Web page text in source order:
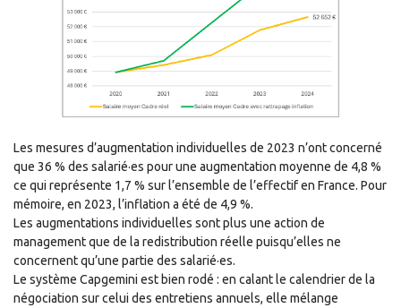
Les mesures d’augmentation individuelles de 2023 n’ont concerné
que 36 % des salarié·es pour une augmentation moyenne de 4,8 %
ce qui représente 1,7 % sur l’ensemble de l’effectif en France. Pour
mémoire, en 2023, l’inflation a été de 4,9 %.
Les augmentations individuelles sont plus une action de
management que de la redistribution réelle puisqu’elles ne
concernent qu’une partie des salarié·es.
Le système Capgemini est bien rodé : en calant le calendrier de la
négociation sur celui des entretiens annuels, elle mélange